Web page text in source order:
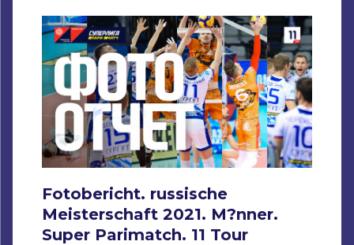
Fotobericht. russische
Meisterschaft 2021. M?nner.
Super Parimatch. 11 Tour